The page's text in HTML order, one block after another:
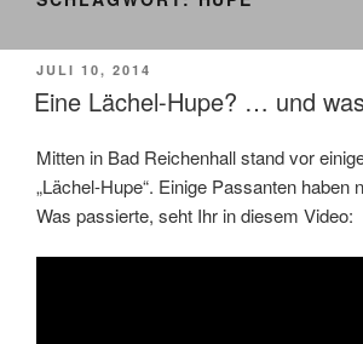
VERÖFFENTLICHT
AM
JULI 10, 2014
Eine Lächel-Hupe? … und
Mitten in Bad Reichenhall stand vor
„Lächel-Hupe“. Einige Passanten haben
Was passierte, seht Ihr in diesem Video: